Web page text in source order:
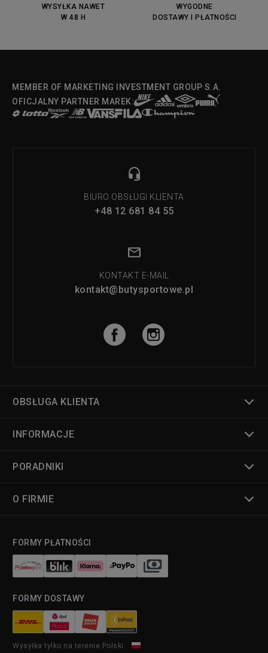
Fila Strada Low
WYSYŁKA NAWET
W 48 H
WYGODNE
DOSTAWY I PŁATNOŚCI
MEMBER OF MARKETING INVESTMENT GROUP S.A.
OFICJALNY PARTNER MAREK:
BIURO OBSŁUGI KLIENTA
+48 12 681 84 55
KONTAKT E-MAIL
kontakt@butysportowe.pl
OBSŁUGA KLIENTA
INFORMACJE
PORADNIKI
O FIRMIE
FORMY PŁATNOŚCI
FORMY DOSTAWY
Wysyłka tylko na terenie Polski